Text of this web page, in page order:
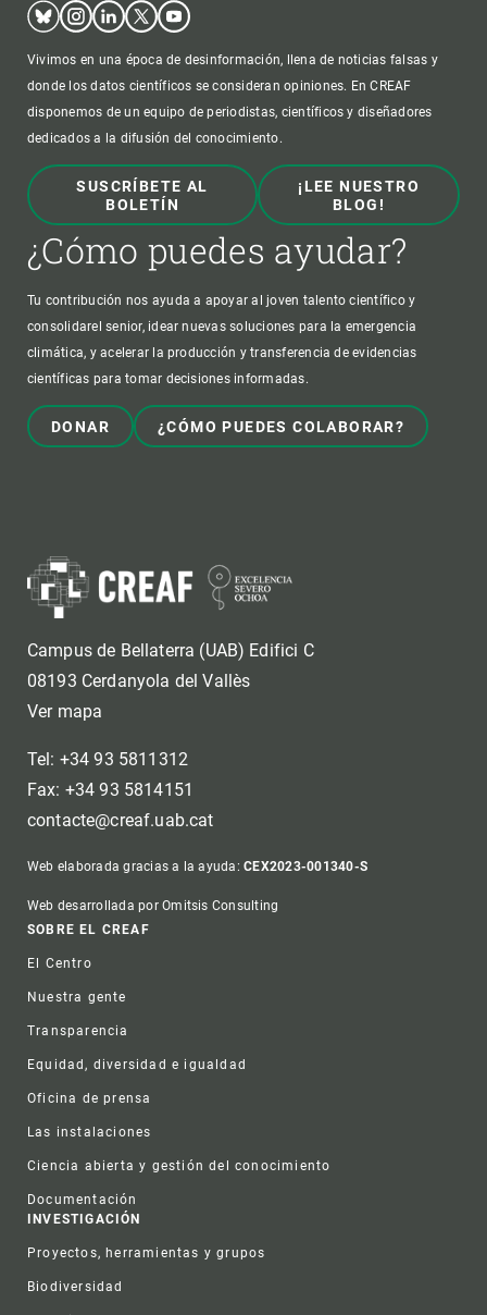
BlueskyInstagram
LinkedinTwitterYoutube
Vivimos en una época de desinformación, llena de noticias falsas y
donde los datos científicos se consideran opiniones. En CREAF
disponemos de un equipo de periodistas, científicos y diseñadores
dedicados a la difusión del conocimiento.
SUSCRÍBETE AL
BOLETÍN
¡LEE NUESTRO
BLOG!
¿Cómo puedes ayudar?
Tu contribución nos ayuda a apoyar al joven talento científico y
consolidarel senior, idear nuevas soluciones para la emergencia
climática, y acelerar la producción y transferencia de evidencias
científicas para tomar decisiones informadas.
DONAR ¿CÓMO PUEDES COLABORAR?
Campus de Bellaterra (UAB) Edifici C
08193 Cerdanyola del Vallès
Ver mapa
Tel: +34 93 5811312
Fax: +34 93 5814151
contacte@creaf.uab.cat
Web elaborada gracias a la ayuda:CEX2023-001340-S
Web desarrollada por Omitsis Consulting
Footer
SOBRE EL CREAF
El Centro
Nuestra gente
Transparencia
Equidad, diversidad e igualdad
Oficina de prensa
Las instalaciones
Ciencia abierta y gestión del conocimiento
Documentación
INVESTIGACIÓN
Proyectos, herramientas y grupos
Biodiversidad